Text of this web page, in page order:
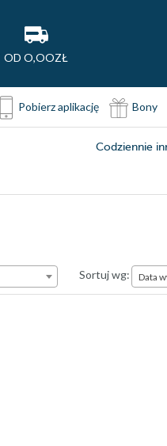
OD O,OOZŁ
Pobierz aplikację Bony
Codziennie
Sortuj wg:Data
Data